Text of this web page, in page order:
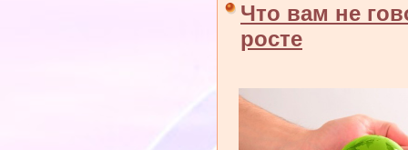
Что вам не
росте